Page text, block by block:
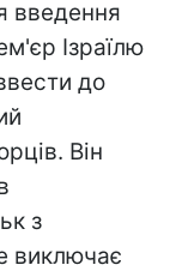
введення
Ізраїлю
до
Він
з
виключає